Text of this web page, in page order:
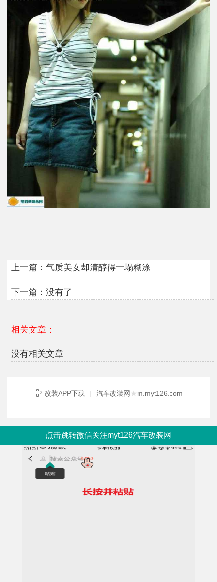
上一篇： 气质美女却清醇得一塌糊涂
下一篇：没有了
相关文章：
没有相关文章
改装APP下载 | 汽车改装网 ★m.myt126.com
点击跳转微信关注myt126汽车改装网